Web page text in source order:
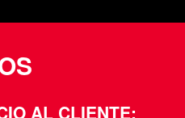
AL CLIENTE: